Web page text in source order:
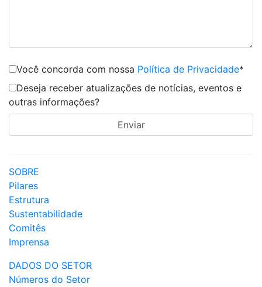
Você concorda com nossa Política de Privacidade*
Deseja receber atualizações de notícias, eventos e
outras informações?
SOBRE
Pilares
Estrutura
Sustentabilidade
Comitês
Imprensa
DADOS DO SETOR
Números do Setor